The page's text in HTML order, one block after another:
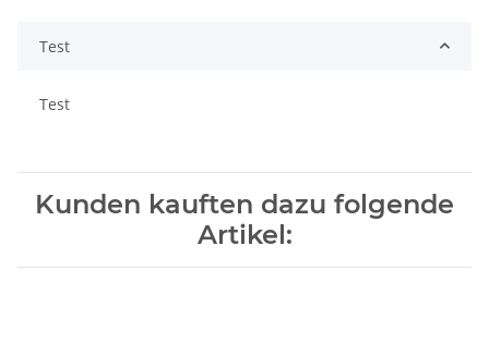
Test
Test
Kunden kauften dazu folgende
Artikel: